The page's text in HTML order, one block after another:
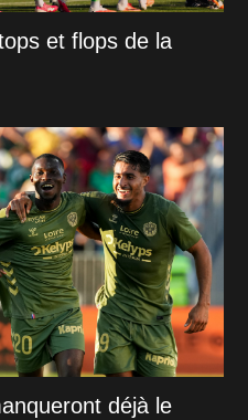
et flops de la
déjà le